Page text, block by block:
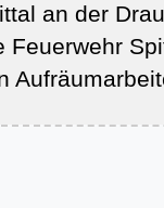
an der
Feuerwehr